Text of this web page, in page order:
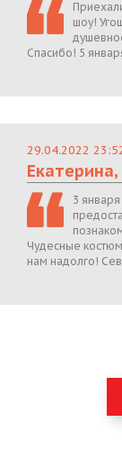
шоу!
Спасибо! 5
29.04.2022
Екатерина,
3
Чудесные
нам надолго!